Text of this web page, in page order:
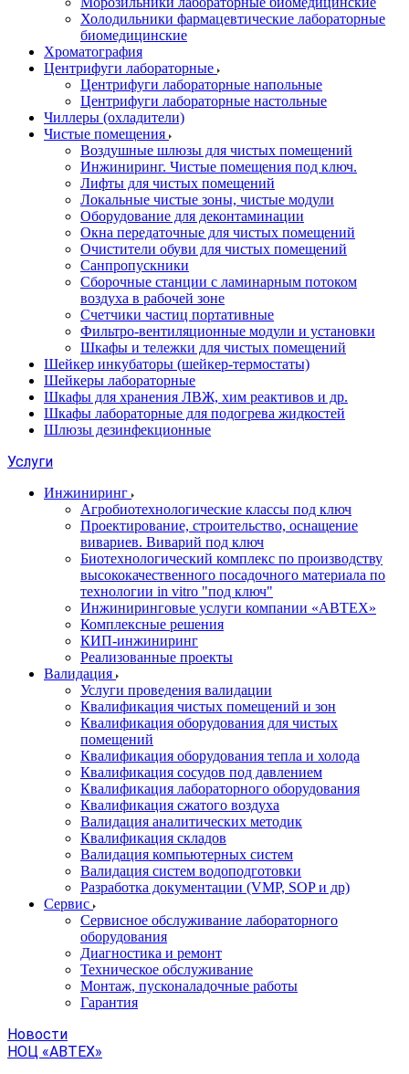
Холодильники фармацевтические лабораторные
биомедицинские
Хроматография
Центрифуги лабораторные
Центрифуги лабораторные напольные
Центрифуги лабораторные настольные
Чиллеры (охладители)
Чистые помещения
Воздушные шлюзы для чистых помещений
Инжиниринг. Чистые помещения под ключ.
Лифты для чистых помещений
Локальные чистые зоны, чистые модули
Оборудование для деконтаминации
Окна передаточные для чистых помещений
Очистители обуви для чистых помещений
Санпропускники
Сборочные станции с ламинарным потоком
воздуха в рабочей зоне
Счетчики частиц портативные
Фильтро-вентиляционные модули и установки
Шкафы и тележки для чистых помещений
Шейкер инкубаторы (шейкер-термостаты)
Шейкеры лабораторные
Шкафы для хранения ЛВЖ, хим реактивов и др.
Шкафы лабораторные для подогрева жидкостей
Шлюзы дезинфекционные
Услуги
Инжиниринг
Агробиотехнологические классы под ключ
Проектирование, строительство, оснащение
вивариев. Виварий под ключ
Биотехнологический комплекс по производству
высококачественного посадочного материала по
технологии in vitro "под ключ"
Инжиниринговые услуги компании «АВТЕХ»
Комплексные решения
КИП-инжиниринг
Реализованные проекты
Валидация
Услуги проведения валидации
Квалификация чистых помещений и зон
Квалификация оборудования для чистых
помещений
Квалификация оборудования тепла и холода
Квалификация сосудов под давлением
Квалификация лабораторного оборудования
Квалификация сжатого воздуха
Валидация аналитических методик
Квалификация складов
Валидация компьютерных систем
Валидация систем водоподготовки
Разработка документации (VMP, SOP и др)
Cервис
Сервисное обслуживание лабораторного
оборудования
Диагностика и ремонт
Техническое обслуживание
Монтаж, пусконаладочные работы
Гарантия
Новости
НОЦ «АВТЕХ»